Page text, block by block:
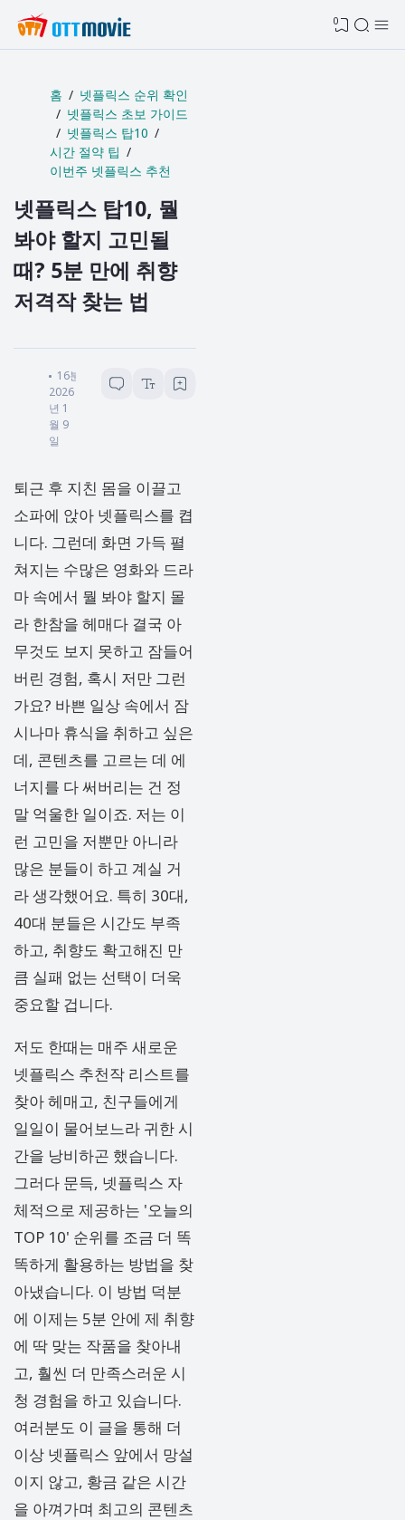
0
홈
넷플릭스 순위 확인
넷플릭스 초보 가이드
넷플릭스 탑10
시간 절약 팁
이번주 넷플릭스 추천
넷플릭스 탑10, 뭘
봐야 할지 고민될
때? 5분 만에 취향
저격작 찾는 법
세이헬로
16분 소요
2026
년 1
월 9
일
퇴근 후 지친 몸을 이끌고
소파에 앉아 넷플릭스를 켭
니다. 그런데 화면 가득 펼
쳐지는 수많은 영화와 드라
마 속에서 뭘 봐야 할지 몰
라 한참을 헤매다 결국 아
무것도 보지 못하고 잠들어
버린 경험, 혹시 저만 그런
가요? 바쁜 일상 속에서 잠
시나마 휴식을 취하고 싶은
데, 콘텐츠를 고르는 데 에
너지를 다 써버리는 건 정
말 억울한 일이죠. 저는 이
런 고민을 저뿐만 아니라
많은 분들이 하고 계실 거
라 생각했어요. 특히 30대,
40대 분들은 시간도 부족
하고, 취향도 확고해진 만
큼 실패 없는 선택이 더욱
중요할 겁니다.
저도 한때는 매주 새로운
넷플릭스 추천작 리스트를
찾아 헤매고, 친구들에게
일일이 물어보느라 귀한 시
간을 낭비하곤 했습니다.
그러다 문득, 넷플릭스 자
체적으로 제공하는 '오늘의
TOP 10' 순위를 조금 더 똑
똑하게 활용하는 방법을 찾
아냈습니다. 이 방법 덕분
에 이제는 5분 안에 제 취향
에 딱 맞는 작품을 찾아내
고, 훨씬 더 만족스러운 시
청 경험을 하고 있습니다.
여러분도 이 글을 통해 더
이상 넷플릭스 앞에서 망설
이지 않고, 황금 같은 시간
을 아껴가며 최고의 콘텐츠